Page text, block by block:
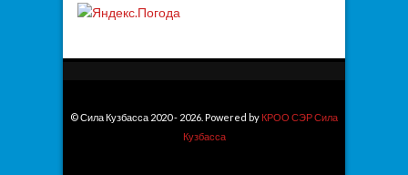
© Сила Кузбасса 2020 - 2026. Powered by КРОО СЭР Сила
Кузбасса